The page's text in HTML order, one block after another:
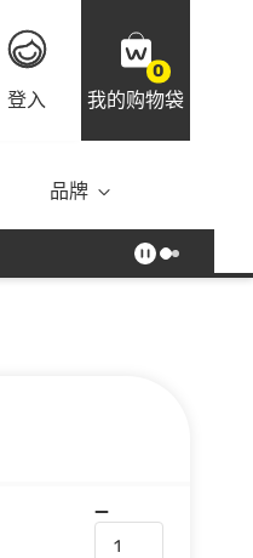
登入
0
我的购物袋
品牌